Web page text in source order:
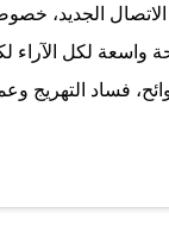
الاتصال الجديد،
واسعة لكل الآراء
فساد التهريج
تكون على ملتهم